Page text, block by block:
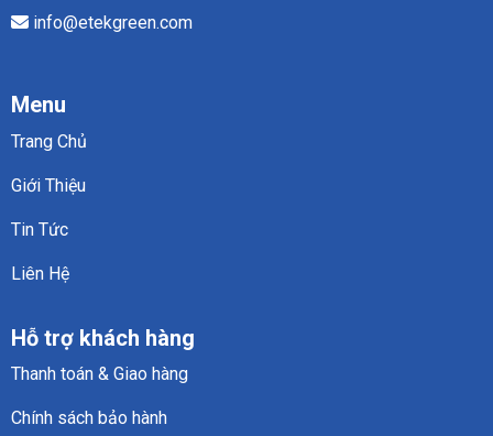
info@etekgreen.com
Menu
Trang Chủ
Giới Thiệu
Tin Tức
Liên Hệ
Hỗ trợ khách hàng
Thanh toán & Giao hàng
Chính sách bảo hành